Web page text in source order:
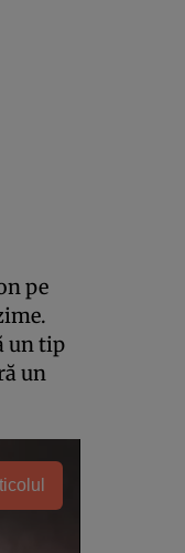
pe
un tip
un